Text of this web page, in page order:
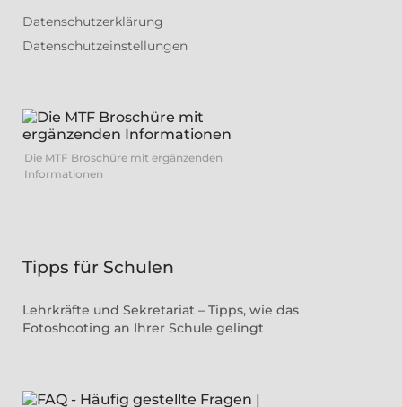
Datenschutzerklärung
Datenschutzeinstellungen
Die MTF Broschüre mit ergänzenden
Informationen
Tipps für Schulen
Lehrkräfte und Sekretariat – Tipps, wie das
Fotoshooting an Ihrer Schule gelingt